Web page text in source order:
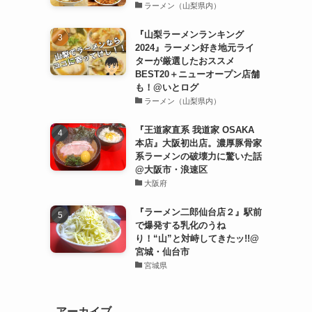
ラーメン（山梨県内）
『山梨ラーメンランキング
2024』ラーメン好き地元ライ
ターが厳選したおススメ
BEST20＋ニューオープン店舗
も！@いとログ
ラーメン（山梨県内）
『王道家直系 我道家 OSAKA
本店』大阪初出店。濃厚豚骨家
系ラーメンの破壊力に驚いた話
@大阪市・浪速区
大阪府
『ラーメン二郎仙台店２』駅前
で爆発する乳化のうね
り！“山”と対峙してきたッ!!@
宮城・仙台市
宮城県